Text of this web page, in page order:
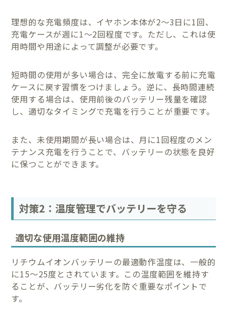
理想的な充電頻度は、イヤホン本体が2〜3日に1回、
充電ケースが週に1〜2回程度です。ただし、これは使
用時間や用途によって調整が必要です。
短時間の使用が多い場合は、完全に放電する前に充電
ケースに戻す習慣をつけましょう。逆に、長時間連続
使用する場合は、使用前後のバッテリー残量を確認
し、適切なタイミングで充電を行うことが重要です。
また、未使用期間が長い場合は、月に1回程度のメン
テナンス充電を行うことで、バッテリーの状態を良好
に保つことができます。
対策2：温度管理でバッテリーを守る
適切な使用温度範囲の維持
リチウムイオンバッテリーの最適動作温度は、一般的
に15〜25度とされています。この温度範囲を維持す
ることが、バッテリー劣化を防ぐ重要なポイントで
す。